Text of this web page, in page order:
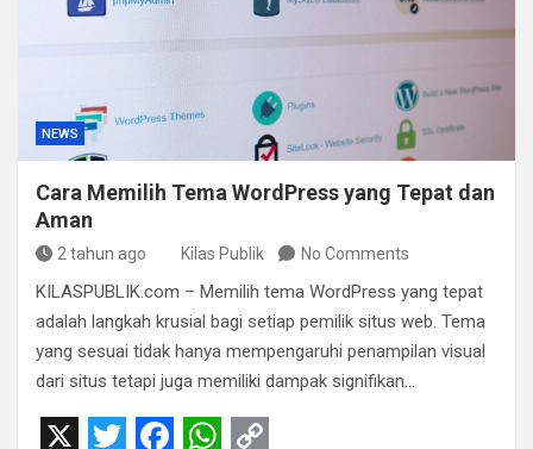
di Pasaman Barat
NEWS
Cara Memilih Tema WordPress yang Tepat dan
Aman
2 tahun ago Kilas Publik No Comments
KILASPUBLIK.com – Memilih tema WordPress yang tepat
adalah langkah krusial bagi setiap pemilik situs web. Tema
yang sesuai tidak hanya mempengaruhi penampilan visual
dari situs tetapi juga memiliki dampak signifikan…